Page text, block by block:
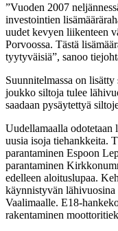
”Vuoden 2007
investointien
uudet kevyen liikenteen
Porvoossa. Tästä
tyytyväisiä”, sanoo
Suunnitelmassa on
joukko siltoja tulee
saadaan pysäytettyä
Uudellamaalla odotetaan
uusia isoja tiehankkeita.
parantaminen Espoon
parantaminen
edelleen aloituslupaa.
käynnistyvän lähivuosina
Vaalimaalle. E18-
rakentaminen